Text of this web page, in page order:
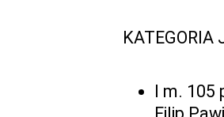
KATEGORIA
I m. 105